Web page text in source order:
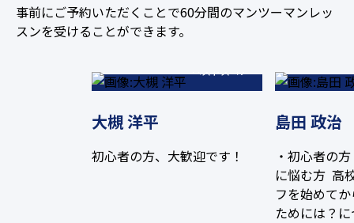
事前にご予約いただくことで60分間のマンツーマンレッ
スンを受けることができます。
大槻 洋平
初心者の方、大歓迎です！
島田 政治
・初心者の
に悩む方 高
フを始めて
ためには？